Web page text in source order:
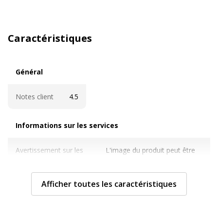
Caractéristiques
Général
Notes client 4.5
Informations sur les services
Avertissement sur les
L'image du produit peut être
Etat du produit Produit Neuf
Afficher toutes les caractéristiques